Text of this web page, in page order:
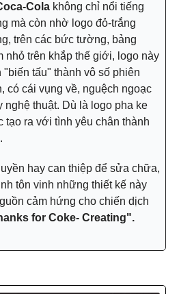
Cola không chỉ nổi tiếng
mà còn nhờ logo đỏ-trắng
trên các bức tường, bảng
nhỏ trên khắp thế giới, logo này
tấu" thành vô số phiên
có cái vụng về, nguệch ngoạc
nghệ thuật. Dù là logo pha ke
tạo ra với tình yêu chân thành
hay can thiệp để sửa chữa,
tôn vinh những thiết kế này
cảm hứng cho chiến dịch
for Coke- Creating".